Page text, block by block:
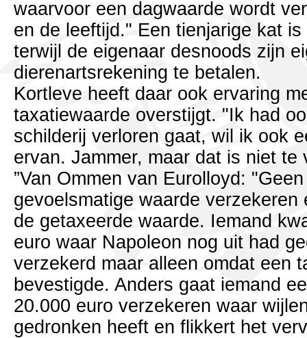
waarvoor een dagwaarde wordt
en de leeftijd." Een tienjarige kat
terwijl de eigenaar desnoods zijn
dierenartsrekening te betalen.
Kortleve heeft daar ook ervaring
taxatiewaarde overstijgt. "Ik had
schilderij verloren gaat, wil ik ook
ervan. Jammer, maar dat is niet te
”Van Ommen van Eurolloyd:
gevoelsmatige waarde
de getaxeerde waarde. Iemand
euro waar Napoleon nog uit had
verzekerd maar alleen omdat een
bevestigde. Anders gaat iemand
20.000 euro verzekeren waar
gedronken heeft en flikkert het